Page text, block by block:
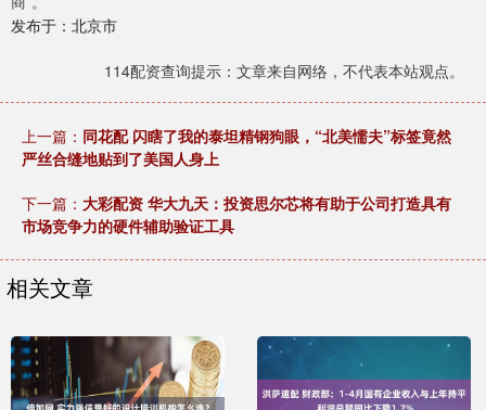
发布于：北京市
114配资查询提示：文章来自网络，不代表本站观点。
上一篇： 同花配 闪瞎了我的泰坦精钢狗眼，“北美懦夫”标签竟然
严丝合缝地贴到了美国人身上
下一篇： 大彩配资 华大九天：投资思尔芯将有助于公司打造具有
市场竞争力的硬件辅助验证工具
相关文章